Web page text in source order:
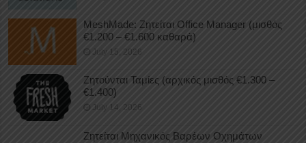
MeshMade: Ζητείται Office Manager (μισθός
€1.200 – €1.600 καθαρά)
July 15, 2026
Ζητούνται Ταμίες (αρχικός μισθός €1.300 –
€1.400)
July 14, 2026
Ζητείται Μηχανικός Βαρέων Οχημάτων